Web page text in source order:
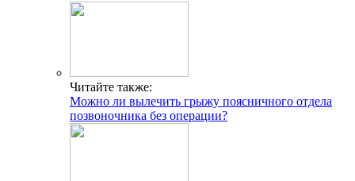
Читайте также:
Можно ли вылечить грыжу поясничного отдела
позвоночника без операции?